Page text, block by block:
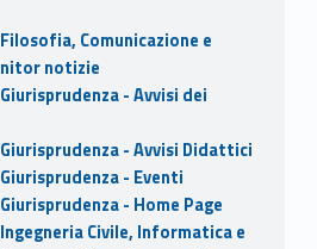
Comunicazione e
notizie
- Avvisi dei
- Avvisi Didattici
- Eventi
- Home Page
Civile, Informatica e